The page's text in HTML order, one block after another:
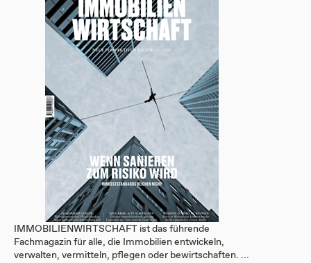
IMMOBILIENWIRTSCHAFT ist das führende
Fachmagazin für alle, die Immobilien entwickeln,
verwalten, vermitteln, pflegen oder bewirtschaften. ...